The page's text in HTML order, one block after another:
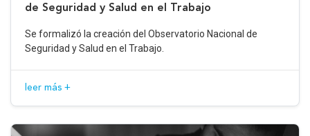
de Seguridad y Salud en el Trabajo
Se formalizó la creación del Observatorio Nacional de
Seguridad y Salud en el Trabajo.
leer más +